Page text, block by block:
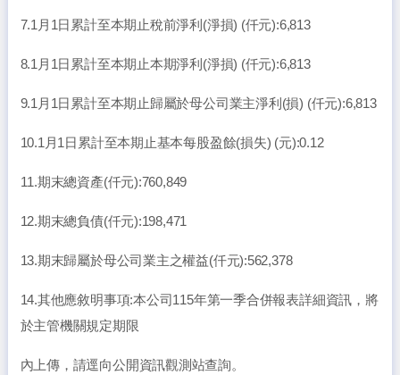
7.1月1日累計至本期止稅前淨利(淨損) (仟元):6,813
8.1月1日累計至本期止本期淨利(淨損) (仟元):6,813
9.1月1日累計至本期止歸屬於母公司業主淨利(損) (仟元):6,813
10.1月1日累計至本期止基本每股盈餘(損失) (元):0.12
11.期末總資產(仟元):760,849
12.期末總負債(仟元):198,471
13.期末歸屬於母公司業主之權益(仟元):562,378
14.其他應敘明事項:本公司115年第一季合併報表詳細資訊，將
於主管機關規定期限
內上傳，請逕向公開資訊觀測站查詢。